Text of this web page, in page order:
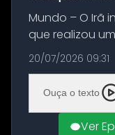
Mundo – O Irã
que realizou
militares dos
Aeroporto de
21ª fase da
20/07/2026 09:31
Ouça o texto
Ver